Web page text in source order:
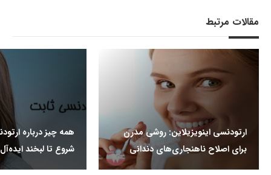
مقالات مرتبط
ارتودنسی اینویزیلاین: روشی مدرن
برای اصلاح ناهنجاری‌های دندانی
همه چیز درباره
شروع تا لبخند ایده‌آل